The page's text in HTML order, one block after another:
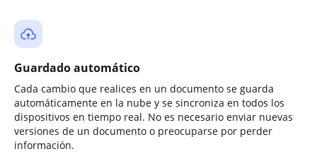
Guardado automático
Cada cambio que realices en un documento se guarda
automáticamente en la nube y se sincroniza en todos los
dispositivos en tiempo real. No es necesario enviar nuevas
versiones de un documento o preocuparse por perder
información.